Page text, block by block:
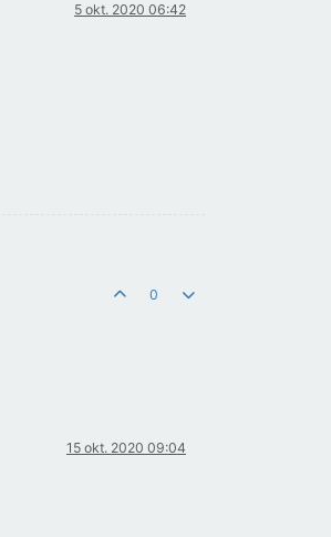
5 okt. 2020 06:42
0
15 okt. 2020 09:04